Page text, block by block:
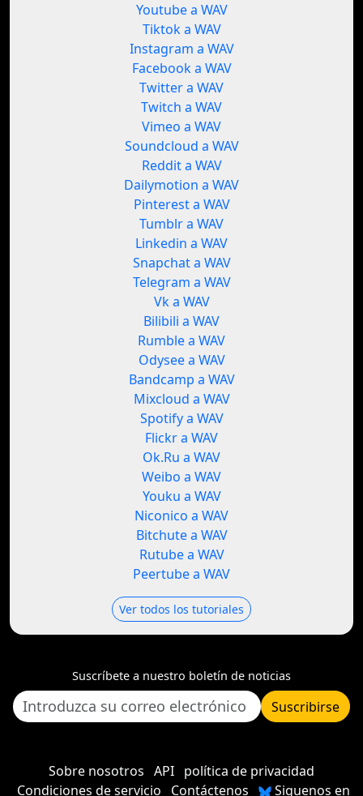
Youtube a WAV
Tiktok a WAV
Instagram a WAV
Facebook a WAV
Twitter a WAV
Twitch a WAV
Vimeo a WAV
Soundcloud a WAV
Reddit a WAV
Dailymotion a WAV
Pinterest a WAV
Tumblr a WAV
Linkedin a WAV
Snapchat a WAV
Telegram a WAV
Vk a WAV
Bilibili a WAV
Rumble a WAV
Odysee a WAV
Bandcamp a WAV
Mixcloud a WAV
Spotify a WAV
Flickr a WAV
Ok.Ru a WAV
Weibo a WAV
Youku a WAV
Niconico a WAV
Bitchute a WAV
Rutube a WAV
Peertube a WAV
Ver todos los tutoriales
Suscríbete a nuestro boletín de noticias
Suscribirse
Sobre nosotros API política de privacidad
Condiciones de servicio
Contáctenos Siguenos en